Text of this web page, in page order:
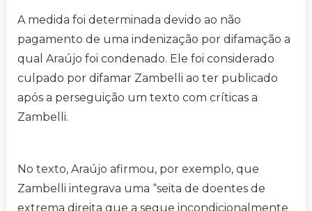
A medida foi determinada devido ao não
pagamento de uma indenização por difamação a
qual Araújo foi condenado. Ele foi considerado
culpado por difamar Zambelli ao ter publicado
após a perseguição um texto com críticas a
Zambelli.
No texto, Araújo afirmou, por exemplo, que
Zambelli integrava uma “seita de doentes de
extrema direita que a segue incondicionalmente